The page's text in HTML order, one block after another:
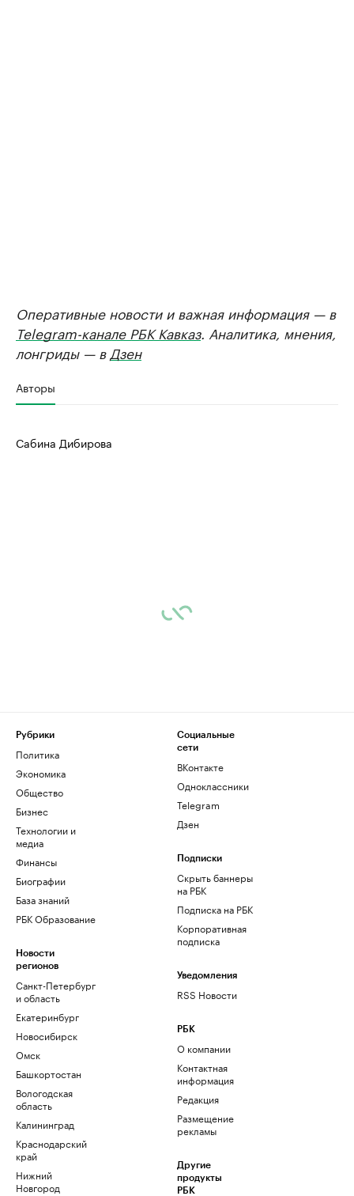
Оперативные новости и важная информация — в
Telegram-канале РБК Кавказ. Аналитика, мнения,
лонгриды — в Дзен
Авторы
Сабина Дибирова
Рубрики
Политика
Экономика
Общество
Бизнес
Технологии и
медиа
Финансы
Биографии
База знаний
РБК Образование
Новости
регионов
Санкт-Петербург
и область
Екатеринбург
Новосибирск
Омск
Башкортостан
Вологодская
область
Калининград
Краснодарский
край
Нижний
Новгород
Социальные
сети
ВКонтакте
Одноклассники
Telegram
Дзен
Подписки
Скрыть баннеры
на РБК
Подписка на РБК
Корпоративная
подписка
Уведомления
RSS Новости
РБК
О компании
Контактная
информация
Редакция
Размещение
рекламы
Другие
продукты
РБК